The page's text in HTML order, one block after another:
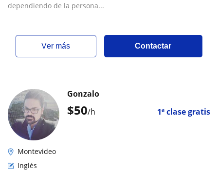
dependiendo de la persona...
ver más Contactar
$50/h 1ª clase gratis
Gonzalo
Montevideo
Inglés